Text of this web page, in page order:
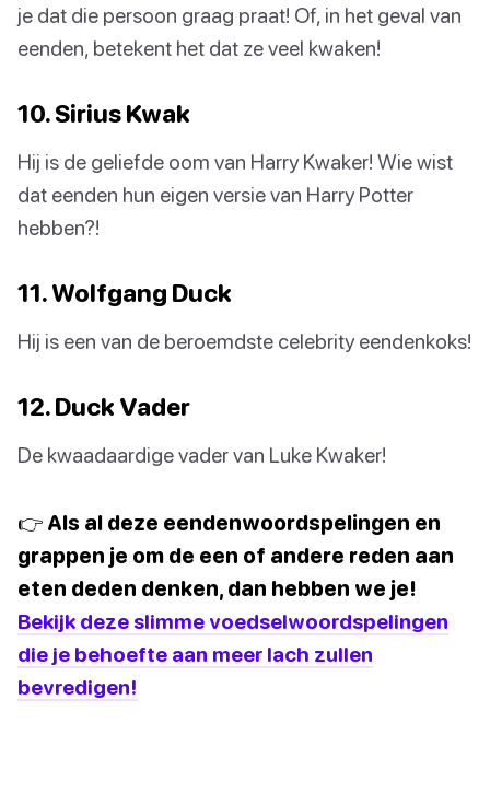
je dat die persoon graag praat! Of, in het geval van
eenden, betekent het dat ze veel kwaken!
10. Sirius Kwak
Hij is de geliefde oom van Harry Kwaker! Wie wist
dat eenden hun eigen versie van Harry Potter
hebben?!
11. Wolfgang Duck
Hij is een van de beroemdste celebrity eendenkoks!
12. Duck Vader
De kwaadaardige vader van Luke Kwaker!
👉 Als al deze eendenwoordspelingen en
grappen je om de een of andere reden aan
eten deden denken, dan hebben we je!
Bekijk deze slimme voedselwoordspelingen
die je behoefte aan meer lach zullen
bevredigen!